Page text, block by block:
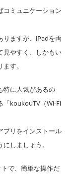
コミュニケーション
りますが、iPadを両
見やすく、しかもい
す。
特に人気があるの
「koukouTV（Wi-Fi
プリをインストール
しましょう。
で、簡単な操作だ